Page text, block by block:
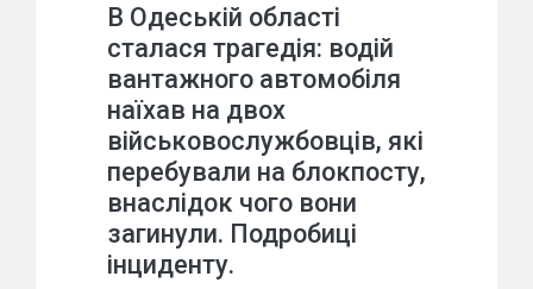
В Одеській області
сталася трагедія: водій
вантажного автомобіля
наїхав на двох
військовослужбовців, які
перебували на блокпосту,
внаслідок чого вони
загинули. Подробиці
інциденту.